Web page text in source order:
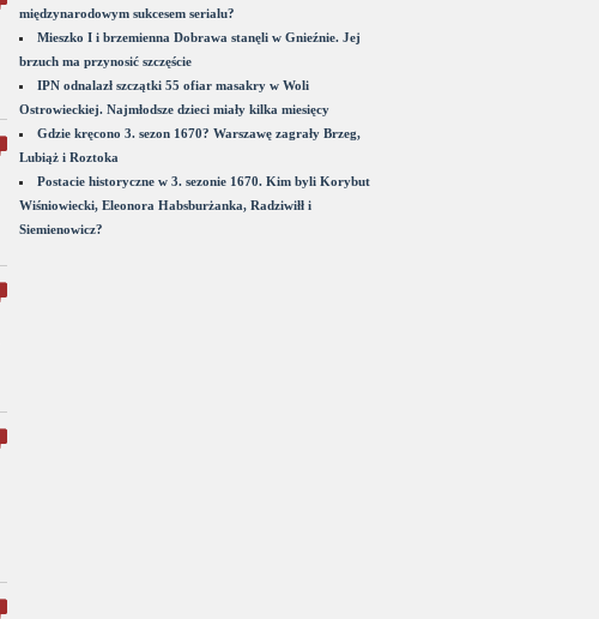
międzynarodowym sukcesem serialu?
Mieszko I i brzemienna Dobrawa stanęli w Gnieźnie. Jej
brzuch ma przynosić szczęście
IPN odnalazł szczątki 55 ofiar masakry w Woli
Ostrowieckiej. Najmłodsze dzieci miały kilka miesięcy
Gdzie kręcono 3. sezon 1670? Warszawę zagrały Brzeg,
Lubiąż i Roztoka
Postacie historyczne w 3. sezonie 1670. Kim byli Korybut
Wiśniowiecki, Eleonora Habsburżanka, Radziwiłł i
Siemienowicz?